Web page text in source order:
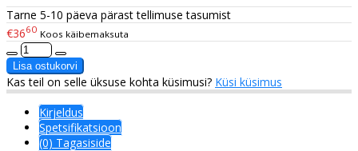
Tarne 5-10 päeva pärast tellimuse tasumist
€3660 Koos käibemaksuta
Kas teil on selle üksuse kohta küsimusi? Küsi küsimus
Kirjeldus
Spetsifikatsioon
(0) Tagasiside